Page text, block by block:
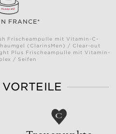
FRANCE*
Frischeampulle mit Vitamin-C-
(ClarinsMen) / Clear-out
Plus Frischeampulle mit Vitamin-
/ Seifen